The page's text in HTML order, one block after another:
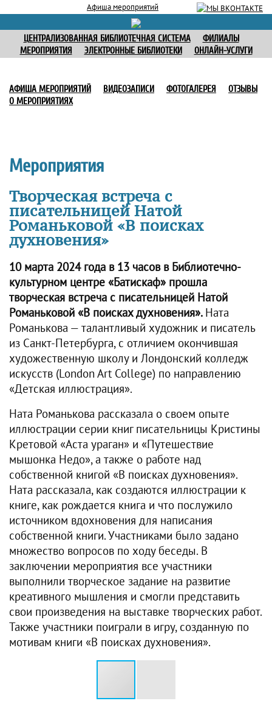
Афиша мероприятий
ЦЕНТРАЛИЗОВАННАЯ БИБЛИОТЕЧНАЯ СИСТЕМА
ФИЛИАЛЫ
МЕРОПРИЯТИЯ
ЭЛЕКТРОННЫЕ БИБЛИОТЕКИ ОНЛАЙН-УСЛУГИ
АФИША МЕРОПРИЯТИЙ ВИДЕОЗАПИСИ ФОТОГАЛЕРЕЯ
ОТЗЫВЫ
О МЕРОПРИЯТИЯХ
Мероприятия
Творческая встреча с
писательницей Натой
Романьковой «В поисках
духновения»
10 марта 2024 года в 13 часов в Библиотечно-
культурном центре «Батискаф» прошла
творческая встреча с писательницей Натой
Романьковой «В поисках духновения». Ната
Романькова — талантливый художник и писатель
из Санкт-Петербурга, с отличием окончившая
художественную школу и Лондонский колледж
искусств (London Art College) по направлению
«Детская иллюстрация».
Ната Романькова рассказала о своем опыте
иллюстрации серии книг писательницы Кристины
Кретовой «Аста ураган» и «Путешествие
мышонка Недо», а также о работе над
собственной книгой «В поисках духновения».
Ната рассказала, как создаются иллюстрации к
книге, как рождается книга и что послужило
источником вдохновения для написания
собственной книги. Участниками было задано
множество вопросов по ходу беседы. В
заключении мероприятия все участники
выполнили творческое задание на развитие
креативного мышления и смогли представить
свои произведения на выставке творческих работ.
Также участники поиграли в игру, созданную по
мотивам книги «В поисках духновения».